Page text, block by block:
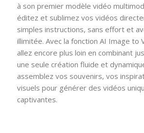
à son premier modèle vidéo
éditez et sublimez vos vidéos
simples instructions, sans effort et
illimitée. Avec la fonction AI Image to
allez encore plus loin en combinant
une seule création fluide et
assemblez vos souvenirs, vos
visuels pour générer des vidéos
captivantes.